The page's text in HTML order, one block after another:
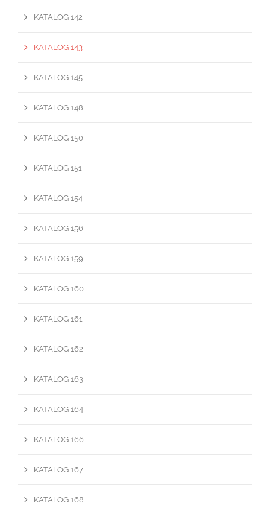
KATALOG 142
KATALOG 143
KATALOG 145
KATALOG 148
KATALOG 150
KATALOG 151
KATALOG 154
KATALOG 156
KATALOG 159
KATALOG 160
KATALOG 161
KATALOG 162
KATALOG 163
KATALOG 164
KATALOG 166
KATALOG 167
KATALOG 168